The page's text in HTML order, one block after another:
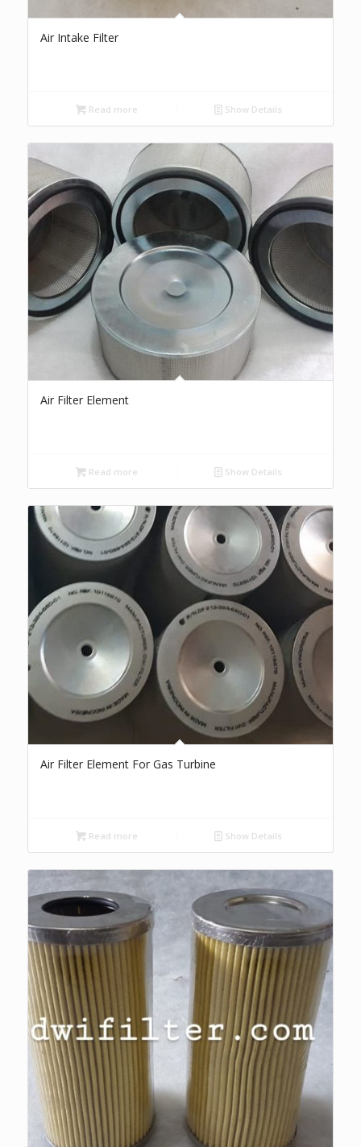
Air Intake Filter
Read more Show Details
Air Filter Element
Read more Show Details
Air Filter Element For Gas Turbine
Read more Show Details